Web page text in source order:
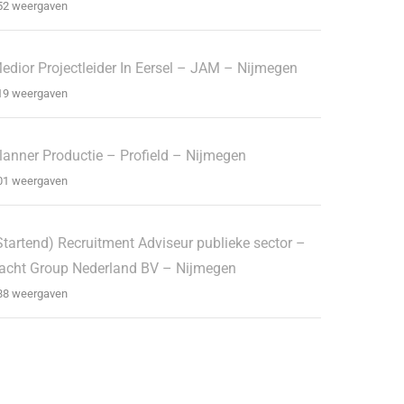
weergaven
Projectleider In Eersel – JAM – Nijmegen
weergaven
Productie – Profield – Nijmegen
weergaven
Recruitment Adviseur publieke sector –
Group Nederland BV – Nijmegen
weergaven